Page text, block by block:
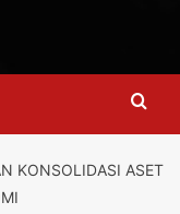
KONSOLIDASI ASET